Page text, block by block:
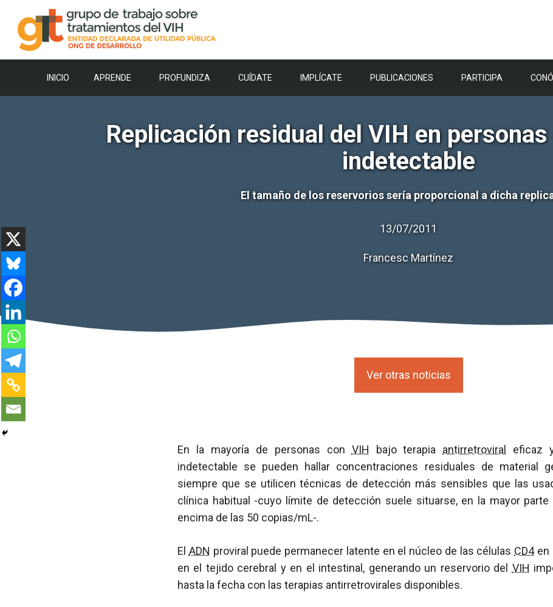
contenido
INICIO APRENDE PROFUNDIZA CUÍDATE IMPLÍCATE PUBLICACIONES PARTICIPA
Replicación residual del VIH en
indetectable
El tamaño de los reservorios sería proporcional a dicha
13/07/2011
Francesc Martínez
Ver otras noticias
En la mayoría de personas con VIH bajo terapia antirretroviral eficaz
indetectable se pueden hallar concentraciones residuales de material
siempre que se utilicen técnicas de detección más sensibles que las
clínica habitual -cuyo límite de detección suele situarse, en la mayor
encima de las 50 copias/mL-.
El ADN proviral puede permanecer latente en el núcleo de las células CD4en
en el tejido cerebral y en el intestinal, generando un reservorio del VIH
hasta la fecha con las terapias antirretrovirales disponibles.